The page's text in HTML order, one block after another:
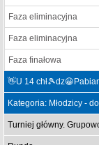
Faza eliminacyjna
Faza eliminacyjna
Faza finałowa
👋U 14
Kategoria: Młodzicy -
Turniej główny.